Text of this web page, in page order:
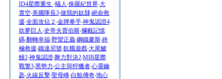
ID4星際重生 ‧蟻人 ‧侏羅紀世界‧大
賣空‧美國隊長3‧做我的奴隸‧絕命救
援‧全面攻佔２ ‧金牌拳手‧神鬼認證4‧
吹夢巨人 ‧史帝夫賈伯斯‧攔截記憶
碼‧翻轉幸福‧野蠻正義‧鋼鐵麥斯‧終
極救援‧鐵達尼號‧飢餓遊戲‧大尾鱸
鰻2‧神鬼認證‧舞力對決2‧MIB星際
戰警3‧黑勢力‧公主與狩獵者‧心靈鑰
匙‧火線反擊‧聖母峰‧白鯨傳奇‧地心